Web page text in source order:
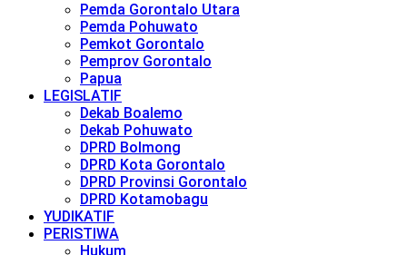
Pemda Gorontalo Utara
Pemda Pohuwato
Pemkot Gorontalo
Pemprov Gorontalo
Papua
LEGISLATIF
Dekab Boalemo
Dekab Pohuwato
DPRD Bolmong
DPRD Kota Gorontalo
DPRD Provinsi Gorontalo
DPRD Kotamobagu
YUDIKATIF
PERISTIWA
Hukum